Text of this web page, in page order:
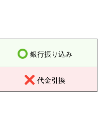
銀行振り込み
代金引換